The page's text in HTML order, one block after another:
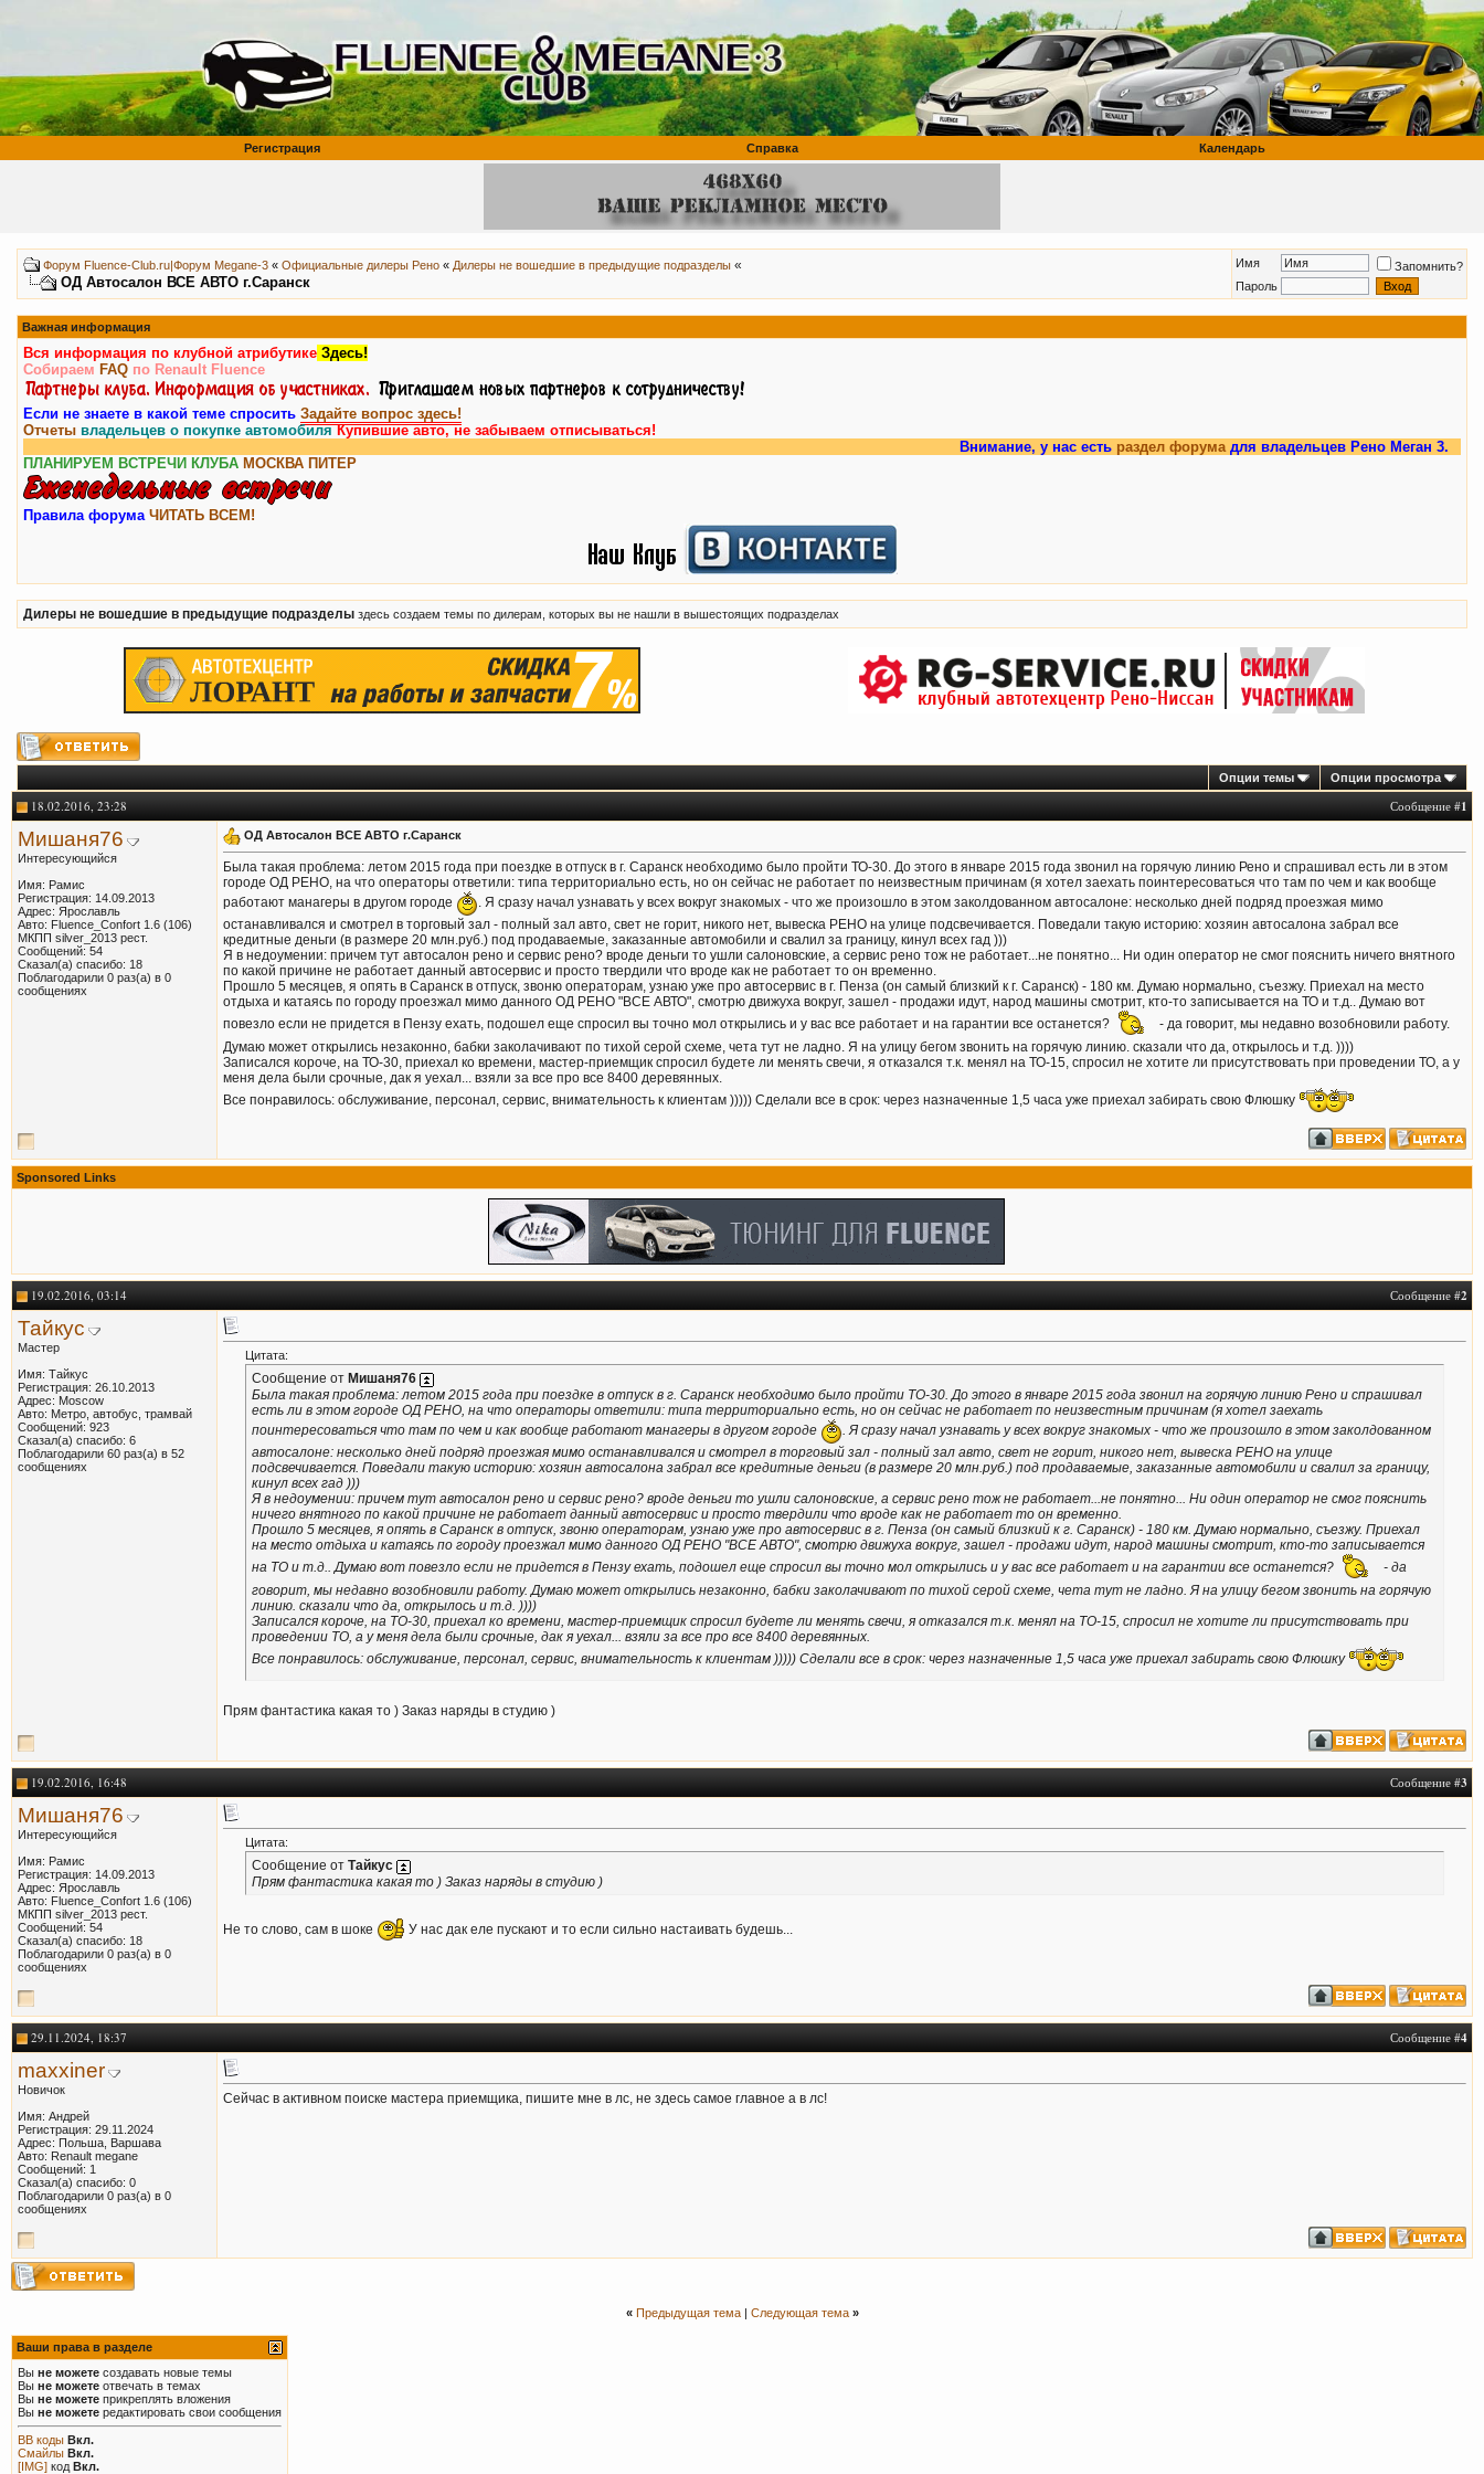
Регистрация Справка Календарь
Форум Fluence-Club.ru|Форум Megane-3 « Официальные дилеры Рено « Дилеры не вошедшие в предыдущие подразделы «
ОД Автосалон ВСЕ АВТО г.Саранск
Имя
Запомнить?
Пароль
Важная информация
Вся информация по клубной атрибутике Здесь!
Собираем FAQ по Renault Fluence
Если не знаете в какой теме спросить Задайте вопрос здесь!
Отчеты владельцев о покупке автомобиляКупившие авто, не забываем отписываться!
Внимание, у нас естьраздел форумадля владельцев Рено Меган 3.
ПЛАНИРУЕМ ВСТРЕЧИ КЛУБА МОСКВА ПИТЕР
Правила форума ЧИТАТЬ ВСЕМ!
Дилеры не вошедшие в предыдущие подразделы здесь создаем темы по дилерам, которых вы не нашли в вышестоящих подразделах
Опции темы Опции просмотра
18.02.2016, 23:28 Сообщение #1
Мишаня76
Интересующийся
Имя: Рамис
Регистрация: 14.09.2013
Адрес: Ярославль
Авто: Fluence_Confort 1.6 (106)
МКПП silver_2013 рест.
Сообщений: 54
Сказал(а) спасибо: 18
Поблагодарили 0 раз(а) в 0
сообщениях
ОД Автосалон ВСЕ АВТО г.Саранск
Была такая проблема: летом 2015 года при поездке в отпуск в г. Саранск необходимо было пройти ТО-30. До этого в январе 2015 года звонил на горячую линию Рено и спрашивал есть ли в этом
городе ОД РЕНО, на что операторы ответили: типа территориально есть, но он сейчас не работает по неизвестным причинам (я хотел заехать поинтересоваться что там по чем и как вообще
работают манагеры в другом городе
. Я сразу начал узнавать у всех вокруг знакомых - что же произошло в этом заколдованном автосалоне: несколько дней подряд проезжая мимо
останавливался и смотрел в торговый зал - полный зал авто, свет не горит, никого нет, вывеска РЕНО на улице подсвечивается. Поведали такую историю: хозяин автосалона забрал все
кредитные деньги (в размере 20 млн.руб.) под продаваемые, заказанные автомобили и свалил за границу, кинул всех гад )))
Я в недоумении: причем тут автосалон рено и сервис рено? вроде деньги то ушли салоновские, а сервис рено тож не работает...не понятно... Ни один оператор не смог пояснить ничего внятного
по какой причине не работает данный автосервис и просто твердили что вроде как не работает то он временно.
Прошло 5 месяцев, я опять в Саранск в отпуск, звоню операторам, узнаю уже про автосервис в г. Пенза (он самый близкий к г. Саранск) - 180 км. Думаю нормально, съезжу. Приехал на место
отдыха и катаясь по городу проезжал мимо данного ОД РЕНО "ВСЕ АВТО", смотрю движуха вокруг, зашел - продажи идут, народ машины смотрит, кто-то записывается на ТО и т.д.. Думаю вот
повезло если не придется в Пензу ехать, подошел еще спросил вы точно мол открылись и у вас все работает и на гарантии все останется?
- да говорит, мы недавно возобновили работу.
Думаю может открылись незаконно, бабки заколачивают по тихой серой схеме, чета тут не ладно. Я на улицу бегом звонить на горячую линию. сказали что да, открылось и т.д. ))))
Записался короче, на ТО-30, приехал ко времени, мастер-приемщик спросил будете ли менять свечи, я отказался т.к. менял на ТО-15, спросил не хотите ли присутствовать при проведении ТО, а у
меня дела были срочные, дак я уехал... взяли за все про все 8400 деревянных.
Все понравилось: обслуживание, персонал, сервис, внимательность к клиентам ))))) Сделали все в срок: через назначенные 1,5 часа уже приехал забирать свою Флюшку
Sponsored Links
19.02.2016, 03:14 Сообщение #2
Тайкус
Мастер
Имя: Тайкус
Регистрация: 26.10.2013
Адрес: Moscow
Авто: Метро, автобус, трамвай
Сообщений: 923
Сказал(а) спасибо: 6
Поблагодарили 60 раз(а) в 52
сообщениях
Цитата:
Сообщение от Мишаня76
Была такая проблема: летом 2015 года при поездке в отпуск в г. Саранск необходимо было пройти ТО-30. До этого в январе 2015 года звонил на горячую линию Рено и спрашивал
есть ли в этом городе ОД РЕНО, на что операторы ответили: типа территориально есть, но он сейчас не работает по неизвестным причинам (я хотел заехать
поинтересоваться что там по чем и как вообще работают манагеры в другом городе
. Я сразу начал узнавать у всех вокруг знакомых - что же произошло в этом заколдованном
автосалоне: несколько дней подряд проезжая мимо останавливался и смотрел в торговый зал - полный зал авто, свет не горит, никого нет, вывеска РЕНО на улице
подсвечивается. Поведали такую историю: хозяин автосалона забрал все кредитные деньги (в размере 20 млн.руб.) под продаваемые, заказанные автомобили и свалил за границу,
кинул всех гад )))
Я в недоумении: причем тут автосалон рено и сервис рено? вроде деньги то ушли салоновские, а сервис рено тож не работает...не понятно... Ни один оператор не смог пояснить
ничего внятного по какой причине не работает данный автосервис и просто твердили что вроде как не работает то он временно.
Прошло 5 месяцев, я опять в Саранск в отпуск, звоню операторам, узнаю уже про автосервис в г. Пенза (он самый близкий к г. Саранск) - 180 км. Думаю нормально, съезжу. Приехал
на место отдыха и катаясь по городу проезжал мимо данного ОД РЕНО "ВСЕ АВТО", смотрю движуха вокруг, зашел - продажи идут, народ машины смотрит, кто-то записывается
на ТО и т.д.. Думаю вот повезло если не придется в Пензу ехать, подошел еще спросил вы точно мол открылись и у вас все работает и на гарантии все останется?
- да
говорит, мы недавно возобновили работу. Думаю может открылись незаконно, бабки заколачивают по тихой серой схеме, чета тут не ладно. Я на улицу бегом звонить на горячую
линию. сказали что да, открылось и т.д. ))))
Записался короче, на ТО-30, приехал ко времени, мастер-приемщик спросил будете ли менять свечи, я отказался т.к. менял на ТО-15, спросил не хотите ли присутствовать при
проведении ТО, а у меня дела были срочные, дак я уехал... взяли за все про все 8400 деревянных.
Все понравилось: обслуживание, персонал, сервис, внимательность к клиентам ))))) Сделали все в срок: через назначенные 1,5 часа уже приехал забирать свою Флюшку
Прям фантастика какая то ) Заказ наряды в студию )
19.02.2016, 16:48 Сообщение #3
Мишаня76
Интересующийся
Имя: Рамис
Регистрация: 14.09.2013
Адрес: Ярославль
Авто: Fluence_Confort 1.6 (106)
МКПП silver_2013 рест.
Сообщений: 54
Сказал(а) спасибо: 18
Поблагодарили 0 раз(а) в 0
сообщениях
Цитата:
Сообщение от Тайкус
Прям фантастика какая то ) Заказ наряды в студию )
Не то слово, сам в шоке У нас дак еле пускают и то если сильно настаивать будешь...
29.11.2024, 18:37 Сообщение #4
maxxiner
Новичок
Имя: Андрей
Регистрация: 29.11.2024
Адрес: Польша, Варшава
Авто: Renault megane
Сообщений: 1
Сказал(а) спасибо: 0
Поблагодарили 0 раз(а) в 0
сообщениях
Сейчас в активном поиске мастера приемщика, пишите мне в лс, не здесь самое главное а в лс!
« Предыдущая тема| Следующая тема »
Ваши права в разделе
Вы не можете создавать новые темы
Вы не можете отвечать в темах
Вы не можете прикреплять вложения
Вы не можете редактировать свои сообщения
BB коды Вкл.
Смайлы Вкл.
[IMG] код Вкл.